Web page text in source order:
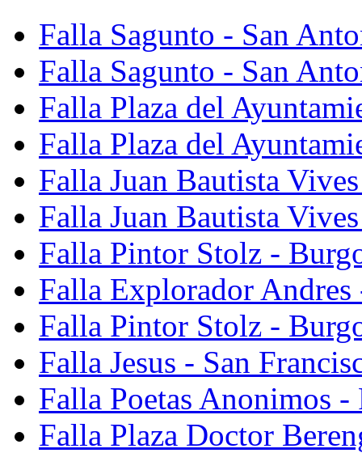
Falla Sagunto - San
Falla Sagunto - San
Falla Plaza del
Falla Plaza del
Falla Juan Bautista
Falla Juan Bautista
Falla Pintor Stolz -
Falla Explorador Andres
Falla Pintor Stolz -
Falla Jesus - San
Falla Poetas Anonimos
Falla Plaza Doctor